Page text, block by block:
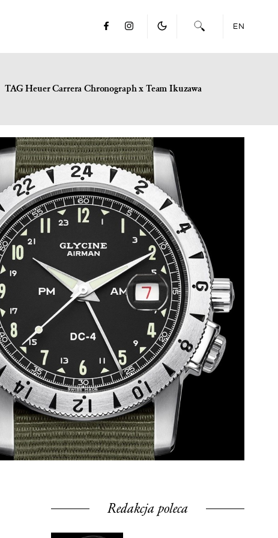
EN
TAG Heuer Carrera Chronograph x Team Ikuzawa
Redakcja poleca